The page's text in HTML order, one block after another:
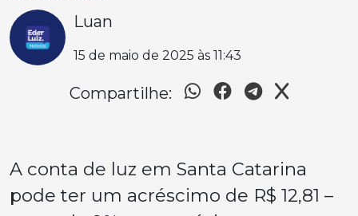
Luan
15 de maio de 2025 às 11:43
Compartilhe:
A conta de luz em Santa Catarina
pode ter um acréscimo de R$ 12,81 –